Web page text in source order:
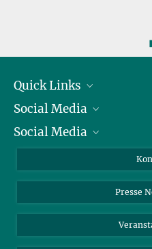
Quick Links
Präsident
Zahlen und Fakten
Meldestelle Fehlverhalten
Social Media
Bluesky
Social Media
YouTube
Presse